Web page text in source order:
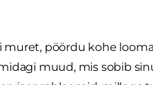
pöördu kohe
muud, mis sobib